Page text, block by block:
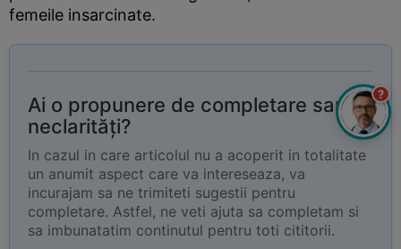
femeile insarcinate.
Ai o propunere de completare sau
neclarități?
In cazul in care articolul nu a acoperit in totalitate
un anumit aspect care va intereseaza, va
incurajam sa ne trimiteti sugestii pentru
completare. Astfel, ne veti ajuta sa completam si
sa imbunatatim continutul pentru toti cititorii.
?